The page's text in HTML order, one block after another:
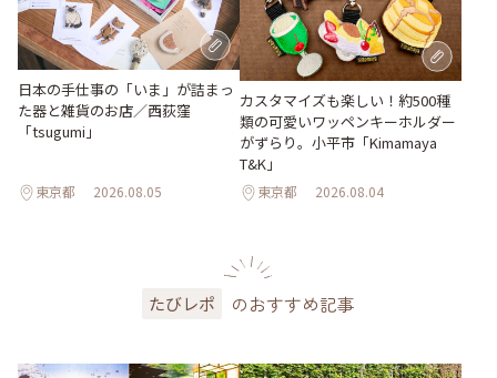
日本の手仕事の「いま」が詰まっ
た器と雑貨のお店／西荻窪
「tsugumi」
東京都 2026.08.05
カスタマイズも楽しい！約500種
類の可愛いワッペンキーホルダー
がずらり。小平市「Kimamaya
T&K」
東京都 2026.08.04
たびレポ のおすすめ記事